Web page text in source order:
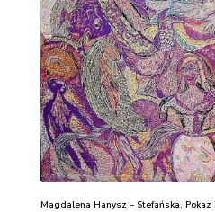
Magdalena Hanysz – Stefańska,